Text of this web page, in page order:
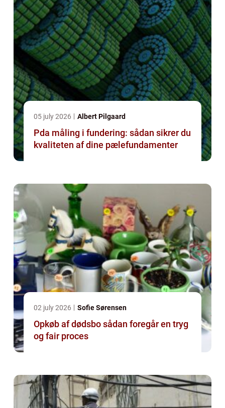
05 july 2026 Albert Pilgaard
Pda måling i fundering: sådan sikrer du
kvaliteten af dine pælefundamenter
02 july 2026 Sofie Sørensen
Opkøb af dødsbo sådan foregår en tryg
og fair proces